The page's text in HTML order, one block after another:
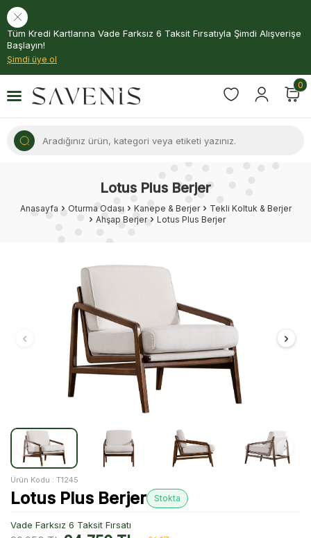
Tüm Kredi Kartlarına Vade Farksız 6 Taksit Fırsatıyla Şimdi Alışverişe
Başlayın!
Şimdi üye ol
0
Lotus Plus Berjer
Anasayfa Oturma Odası Kanepe & Berjer
Tekli Koltuk & Berjer
Ahşap Berjer
Lotus Plus Berjer
Ürün Kodu : T1245
Lotus Plus Berjer Stokta
Vade Farksız 6 Taksit Fırsatı